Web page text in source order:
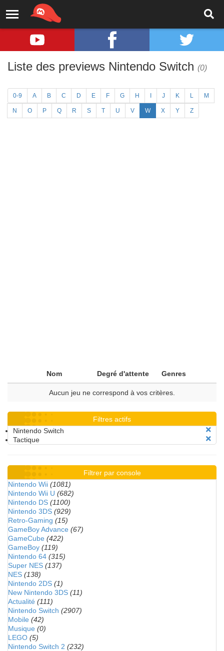
Liste des previews Nintendo Switch (0)
0-9 A B C D E F G H J K L M
N O P Q R S T U V W X Y Z
Nom Degré d'attente Genres
Aucun jeu ne correspond à vos critères.
Filtres actifs
Nintendo Switch
Tactique
Filtrer par console
Nintendo Wii (1081)
Nintendo Wii U (682)
Nintendo DS (1100)
Nintendo 3DS (929)
Retro-Gaming (15)
GameBoy Advance (67)
GameCube (422)
GameBoy (119)
Nintendo 64 (315)
Super NES (137)
NES (138)
Nintendo 2DS (1)
New Nintendo 3DS (11)
Actualité (111)
Nintendo Switch (2907)
Mobile (42)
Musique (0)
LEGO (5)
Nintendo Switch 2 (232)